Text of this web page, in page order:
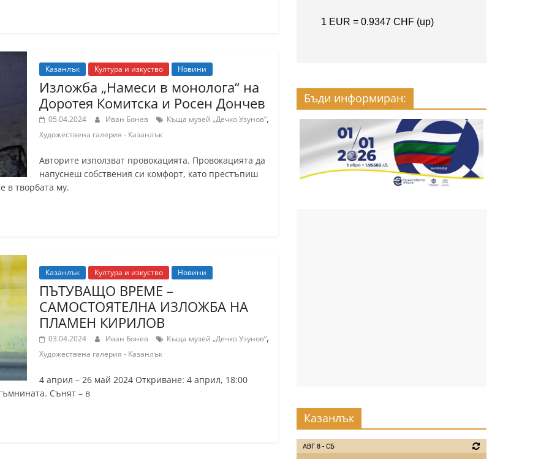
Казанлък Култура и изкуство Новини
Изложба „Намеси в монолога“ на
Доротея Комитска и Росен Дончев
05.04.2024 Иван Бонев Къща музей „Дечко Узунов“,
Художествена галерия - Казанлък
Авторите използват провокацията. Провокацията да
напуснеш собствения си комфорт, като престъпиш
в творбата му.
Казанлък Култура и изкуство Новини
ПЪТУВАЩО ВРЕМЕ –
САМОСТОЯТЕЛНА ИЗЛОЖБА НА
ПЛАМЕН КИРИЛОВ
03.04.2024 Иван Бонев Къща музей „Дечко Узунов“,
Художествена галерия - Казанлък
4 април – 26 май 2024 Откриване: 4 април, 18:00
Сънят – в
Бъди информиран:
Казанлък
АВГ 8 - СБ